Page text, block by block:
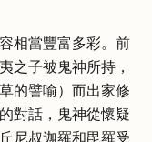
相當豐富多彩。前
之子被鬼神所持，
的譬喻）而出家修
對話，鬼神從懷疑
尼叔迦羅和毘羅受